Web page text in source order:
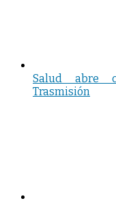
Salud abre
Trasmisión